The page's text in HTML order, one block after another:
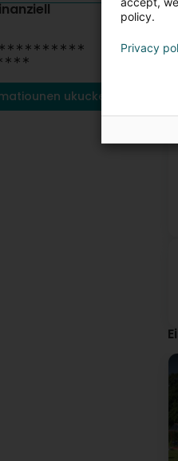
: ∗∗∗∗∗∗∗∗∗∗
ukucken
policy.
Privacy